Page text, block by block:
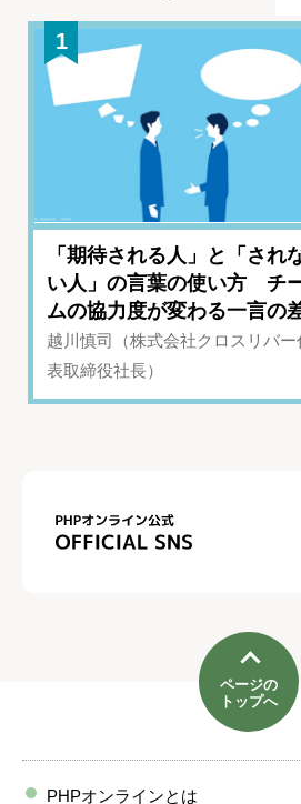
1
「期待される人」と「され
い人」の言葉の使い方 チ
ムの協力度が変わる一言の
越川慎司（株式会社クロスリバー
表取締役社長）
ページの
トップへ
PHPオンラインとは